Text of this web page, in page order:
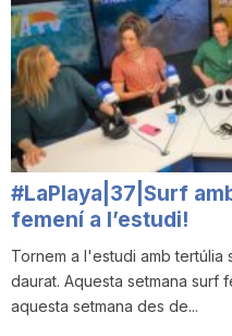
#LaPlaya|37|Surf
femení a l’estudi!
Tornem a l'estudi amb tertúlia
daurat. Aquesta setmana surf
aquesta setmana des de...